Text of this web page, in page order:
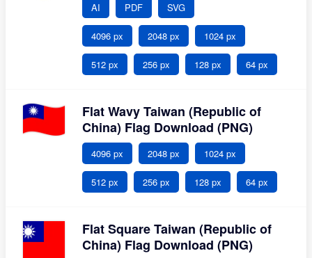
AI PDF SVG
4096 px 2048 px 1024 px
512 px 256 px 128 px 64 px
Flat Wavy Taiwan (Republic of
China) Flag Download (PNG)
4096 px 2048 px 1024 px
512 px 256 px 128 px 64 px
Flat Square Taiwan (Republic of
China) Flag Download (PNG)